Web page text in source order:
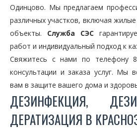
Одинцово. Мы предлагаем
различных участков, включая
объекты. Служба СЭС
работ и индивидуальный подход к
Свяжитесь с нами по телефону
консультации и заказа услуг. Мы
вам в защите вашего дома и
ДЕЗИНФЕКЦИЯ,
ДЕРАТИЗАЦИЯ В